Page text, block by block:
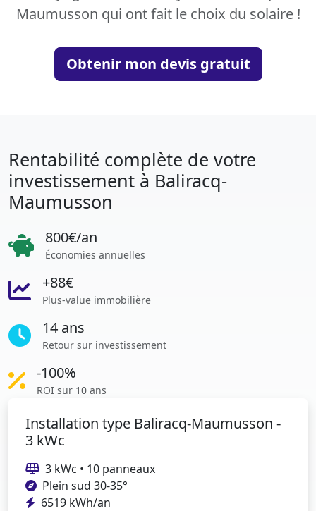
Maumusson qui ont fait le choix du solaire !
Obtenir mon devis gratuit
Rentabilité complète de votre
investissement à Baliracq-
Maumusson
800€/an
Économies annuelles
+88€
Plus-value immobilière
14 ans
Retour sur investissement
-100%
ROI sur 10 ans
Installation type Baliracq-Maumusson -
3 kWc
3 kWc • 10 panneaux
Plein sud 30-35°
6519 kWh/an